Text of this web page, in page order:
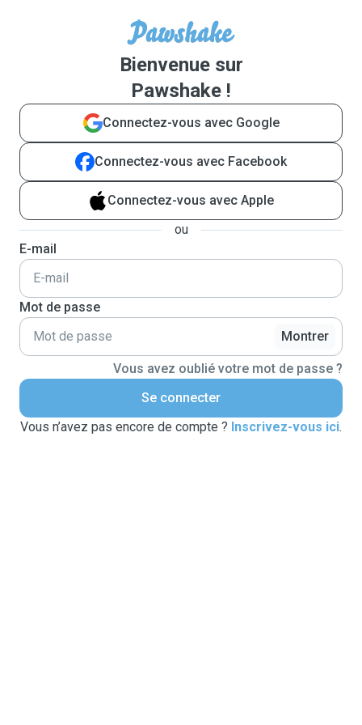
Bienvenue sur
Pawshake !
Connectez-vous avec Google
Connectez-vous avec Facebook
Connectez-vous avec Apple
ou
E-mail
Mot de passe
Montrer
Vous avez oublié votre mot de passe ?
Se connecter
Vous n’avez pas encore de compte ? Inscrivez-vous ici.